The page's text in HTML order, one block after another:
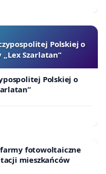
perspektywą
wychowawczego.
Krakowa o
Miasta i
o wsparcie.
ustalenia
Polskiej o
Szarlatan”
Polskiej o
fotowoltaiczne
mieszkańców